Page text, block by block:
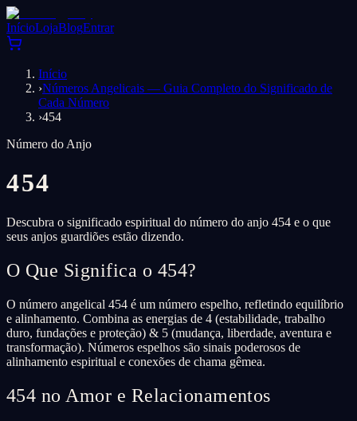
InícioLojaBlogEntrar
Início
›Números Angelicais — Guia Completo do Significado de
Cada Número
›454
Número do Anjo
454
Descubra o significado espiritual do número do anjo 454 e o que
seus anjos guardiões estão dizendo.
O Que Significa o 454?
O número angelical 454 é um número espelho, refletindo equilíbrio
e alinhamento. Combina as energias de 4 (estabilidade, trabalho
duro, fundações e proteção) & 5 (mudança, liberdade, aventura e
transformação). Números espelhos são sinais poderosos de
alinhamento espiritual e conexões de chama gêmea.
454 no Amor e Relacionamentos